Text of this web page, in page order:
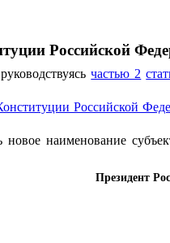
Российской
частью 2
Российской
наименование
Президент